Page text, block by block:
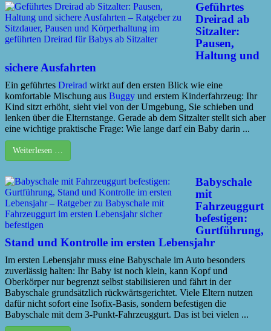
Geführtes
Dreirad ab
Sitzalter:
Pausen,
Haltung und
sichere Ausfahrten
Ein geführtes Dreirad wirkt auf den ersten Blick wie eine
komfortable Mischung aus Buggy und erstem Kinderfahrzeug: Ihr
Kind sitzt erhöht, sieht viel von der Umgebung, Sie schieben und
lenken über die Elternstange. Gerade ab dem Sitzalter stellt sich aber
eine wichtige praktische Frage: Wie lange darf ein Baby darin ...
Weiterlesen …
Babyschale
mit
Fahrzeuggurt
befestigen:
Gurtführung,
Stand und Kontrolle im ersten Lebensjahr
Im ersten Lebensjahr muss eine Babyschale im Auto besonders
zuverlässig halten: Ihr Baby ist noch klein, kann Kopf und
Oberkörper nur begrenzt selbst stabilisieren und fährt in der
Babyschale grundsätzlich rückwärtsgerichtet. Viele Eltern nutzen
dafür nicht sofort eine Isofix-Basis, sondern befestigen die
Babyschale mit dem 3-Punkt-Fahrzeuggurt. Das ist bei vielen ...